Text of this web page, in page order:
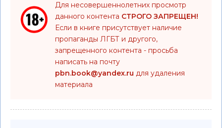
Для несовершеннолетних просмотр
данного контента СТРОГО ЗАПРЕЩЕН!
Если в книге присутствует наличие
пропаганды ЛГБТ и другого,
запрещенного контента - просьба
написать на почту
pbn.book@yandex.ru для удаления
материала